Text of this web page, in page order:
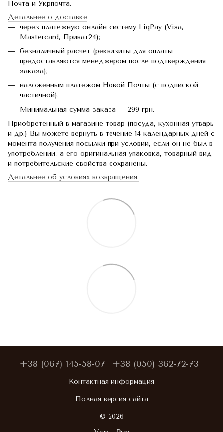
Почта и Укрпочта.
Детальнее о доставке
через платежную онлайн систему LiqPay (Visa,
Mastercard, Приват24);
безналичный расчет (реквизиты для оплаты
предоставляются менеджером после подтверждения
заказа);
наложенным платежом Новой Почты (с подпиской
частичной).
Минимальная сумма заказа – 299 грн.
Приобретенный в магазине товар (посуда, кухонная утварь
и др.) Вы можете вернуть в течение 14 календарных дней с
момента получения посылки при условии, если он не был в
употреблении, а его оригинальная упаковка, товарный вид
и потребительские свойства сохранены.
Детальнее об условиях возвращения.
+38 (067) 145-58-07 +38 (050) 362-72-73
Контактная информация
Полная версия сайта
© 2026